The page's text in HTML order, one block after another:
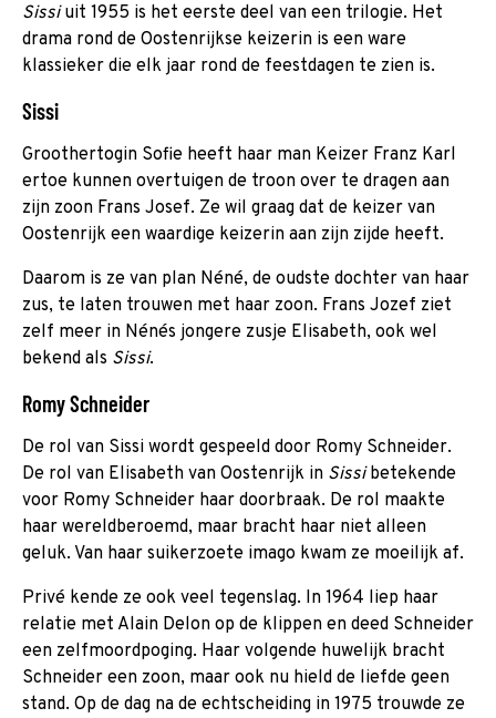
Sissiuit 1955 is het eerste deel van een trilogie. Het
drama rond de Oostenrijkse keizerin is een ware
klassieker die elk jaar rond de feestdagen te zien is.
Sissi
Groothertogin Sofie heeft haar man Keizer Franz Karl
ertoe kunnen overtuigen de troon over te dragen aan
zijn zoon Frans Josef. Ze wil graag dat de keizer van
Oostenrijk een waardige keizerin aan zijn zijde heeft.
Daarom is ze van plan Néné, de oudste dochter van haar
zus, te laten trouwen met haar zoon. Frans Jozef ziet
zelf meer in Nénés jongere zusje Elisabeth, ook wel
bekend als Sissi.
Romy Schneider
De rol van Sissi wordt gespeeld door Romy Schneider.
De rol van Elisabeth van Oostenrijk in Sissibetekende
voor Romy Schneider haar doorbraak. De rol maakte
haar wereldberoemd, maar bracht haar niet alleen
geluk. Van haar suikerzoete imago kwam ze moeilijk af.
Privé kende ze ook veel tegenslag. In 1964 liep haar
relatie met Alain Delon op de klippen en deed Schneider
een zelfmoordpoging. Haar volgende huwelijk bracht
Schneider een zoon, maar ook nu hield de liefde geen
stand. Op de dag na de echtscheiding in 1975 trouwde ze